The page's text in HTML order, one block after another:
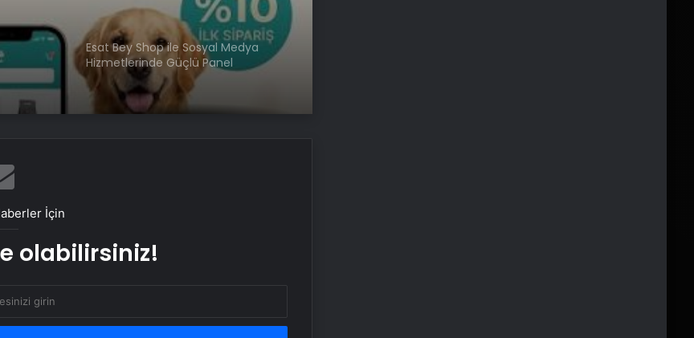
Esat Bey Shop ile Sosyal Medya
Hizmetlerinde Güçlü Panel
Deneyimi
SanalNumara.org ile Güvenli, Hızlı ve
İçin
olabilirsiniz!